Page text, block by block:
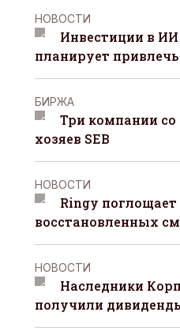
НОВОСТИ
Инвестиции в
планирует
БИРЖА
Три компании
хозяев SEB
НОВОСТИ
Ringy
восстановленных
НОВОСТИ
Наследники
получили